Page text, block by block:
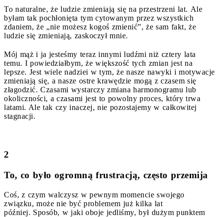
To naturalne, że ludzie zmieniają się na przestrzeni lat. Ale
byłam tak pochłonięta tym cytowanym przez wszystkich
zdaniem, że „nie możesz kogoś zmienić”, że sam fakt, że
ludzie się zmieniają, zaskoczył mnie.
Mój mąż i ja jesteśmy teraz innymi ludźmi niż cztery lata
temu. I powiedziałbym, że większość tych zmian jest na
lepsze. Jest wiele nadziei w tym, że nasze nawyki i motywacje
zmieniają się, a nasze ostre krawędzie mogą z czasem się
złagodzić. Czasami wystarczy zmiana harmonogramu lub
okoliczności, a czasami jest to powolny proces, który trwa
latami. Ale tak czy inaczej, nie pozostajemy w całkowitej
stagnacji.
2
To, co było ogromną frustracją, często przemija
Coś, z czym walczysz w pewnym momencie swojego
związku, może nie być problemem już kilka lat
później. Sposób, w jaki oboje jedliśmy, był dużym punktem